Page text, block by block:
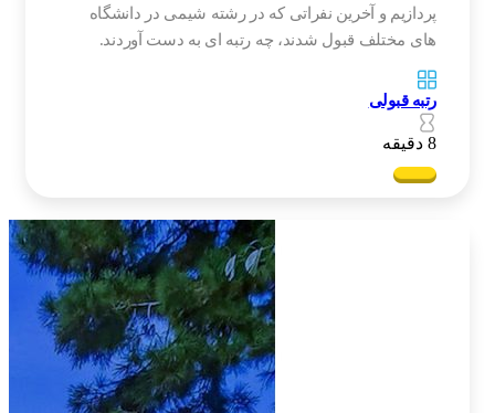
پردازیم و آخرین نفراتی که در رشته شیمی در دانشگاه
های مختلف قبول شدند، چه رتبه ای به دست آوردند.
رتبه قبولی